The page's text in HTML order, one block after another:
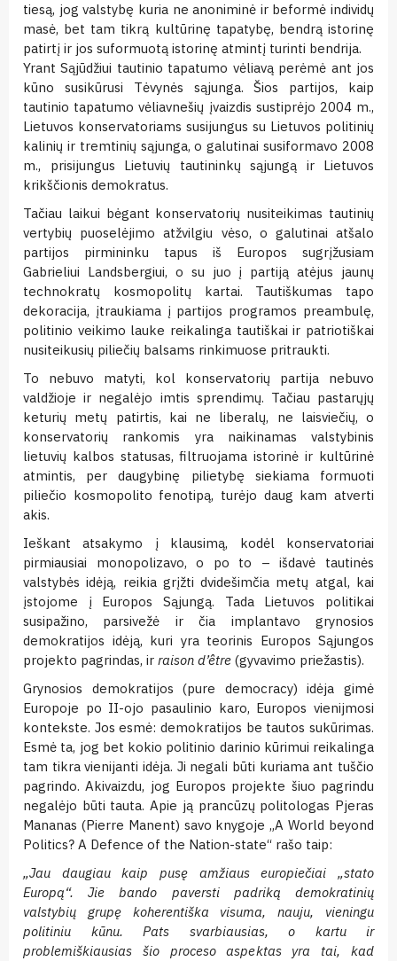
tiesą, jog valstybę kuria ne anoniminė ir beformė individų
masė, bet tam tikrą kultūrinę tapatybę, bendrą istorinę
patirtį ir jos suformuotą istorinę atmintį turinti bendrija.
Yrant Sąjūdžiui tautinio tapatumo vėliavą perėmė ant jos
kūno susikūrusi Tėvynės sąjunga. Šios partijos, kaip
tautinio tapatumo vėliavnešių įvaizdis sustiprėjo 2004 m.,
Lietuvos konservatoriams susijungus su Lietuvos politinių
kalinių ir tremtinių sąjunga, o galutinai susiformavo 2008
m., prisijungus Lietuvių tautininkų sąjungą ir Lietuvos
krikščionis demokratus.
Tačiau laikui bėgant konservatorių nusiteikimas tautinių
vertybių puoselėjimo atžvilgiu vėso, o galutinai atšalo
partijos pirmininku tapus iš Europos sugrįžusiam
Gabrieliui Landsbergiui, o su juo į partiją atėjus jaunų
technokratų kosmopolitų kartai. Tautiškumas tapo
dekoracija, įtraukiama į partijos programos preambulę,
politinio veikimo lauke reikalinga tautiškai ir patriotiškai
nusiteikusių piliečių balsams rinkimuose pritraukti.
To nebuvo matyti, kol konservatorių partija nebuvo
valdžioje ir negalėjo imtis sprendimų. Tačiau pastarųjų
keturių metų patirtis, kai ne liberalų, ne laisviečių, o
konservatorių rankomis yra naikinamas valstybinis
lietuvių kalbos statusas, filtruojama istorinė ir kultūrinė
atmintis, per daugybinę pilietybę siekiama formuoti
piliečio kosmopolito fenotipą, turėjo daug kam atverti
akis.
Ieškant atsakymo į klausimą, kodėl konservatoriai
pirmiausiai monopolizavo, o po to – išdavė tautinės
valstybės idėją, reikia grįžti dvidešimčia metų atgal, kai
įstojome į Europos Sąjungą. Tada Lietuvos politikai
susipažino, parsivežė ir čia implantavo grynosios
demokratijos idėją, kuri yra teorinis Europos Sąjungos
projekto pagrindas, ir raison d’être (gyvavimo priežastis).
Grynosios demokratijos (pure democracy) idėja gimė
Europoje po II-ojo pasaulinio karo, Europos vienijmosi
kontekste. Jos esmė: demokratijos be tautos sukūrimas.
Esmė ta, jog bet kokio politinio darinio kūrimui reikalinga
tam tikra vienijanti idėja. Ji negali būti kuriama ant tuščio
pagrindo. Akivaizdu, jog Europos projekte šiuo pagrindu
negalėjo būti tauta. Apie ją prancūzų politologas Pjeras
Mananas (Pierre Manent) savo knygoje „A World beyond
Politics? A Defence of the Nation-state“ rašo taip:
„Jau daugiau kaip pusę amžiaus europiečiai „stato
Europą“. Jie bando paversti padriką demokratinių
valstybių grupę koherentiška visuma, nauju, vieningu
politiniu kūnu. Pats svarbiausias, o kartu ir
problemiškiausias šio proceso aspektas yra tai, kad